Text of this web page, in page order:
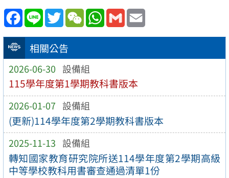
相關公告
2026-06-30 設備組
115學年度第1學期教科書版本
2026-01-07 設備組
(更新)114學年度第2學期教科書版本
2025-11-13 設備組
轉知國家教育研究院所送114學年度第2學期高級
中等學校教科用書審查通過清單1份
Facebook
Line TwitterWeChatWhatsApp
Gmail